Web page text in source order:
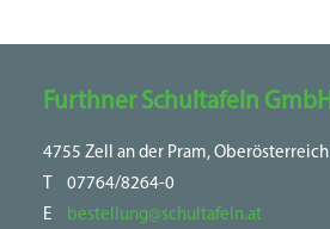
Furthner Schultafeln GmbH
4755 Zell an der Pram, Oberösterreich
T
07764/8264-0
E
bestellung@schultafeln.at